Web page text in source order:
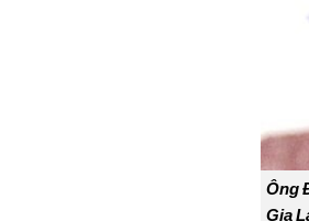
Ông
Gia